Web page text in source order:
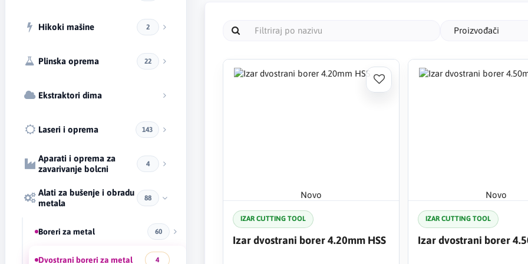
Hikoki mašine 2
Plinska oprema 22
Ekstraktori dima
Laseri i oprema 143
Aparati i oprema za
zavarivanje bolcni
4
Alati za bušenje i obradu
metala
88
Boreri za metal 60
Dvostrani boreri za metal 4
izvedba je
ploča,
U ponudi
borer za
za
Proizvođači
Novo
IZAR CUTTING TOOL
Izar dvostrani borer 4.20mm HSS
Novo
IZAR CUTTING TOOL
Izar dvostrani borer